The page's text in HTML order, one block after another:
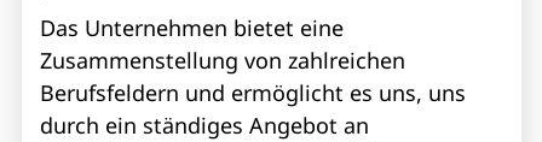
Das Unternehmen bietet eine
Zusammenstellung von zahlreichen
Berufsfeldern und ermöglicht es uns, uns
durch ein ständiges Angebot an